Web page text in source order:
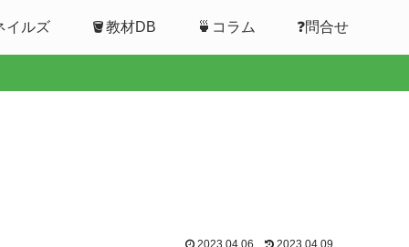
ルズ 🪣教材DB 🍵コラム ❓問合せ